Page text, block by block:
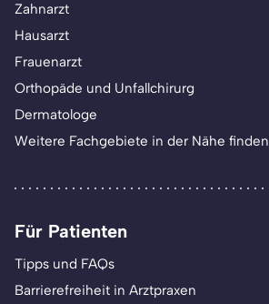
Zahnarzt
Hausarzt
Frauenarzt
Orthopäde und Unfallchirurg
Dermatologe
Weitere Fachgebiete in der Nähe finden
Für Patienten
Tipps und FAQs
Barrierefreiheit in Arztpraxen